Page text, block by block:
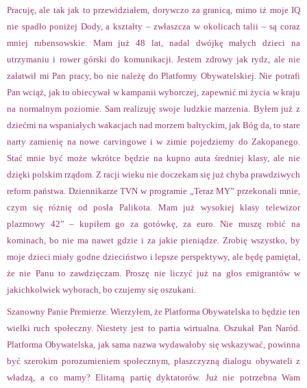
Pracuję, ale tak jak to przewidziałem, dorywczo za granicą, mimo iż moje IQ
nie spadło poniżej Dody, a kształty – zwłaszcza w okolicach talii – są coraz
mniej rubensowskie. Mam już 48 lat, nadal dwójkę małych dzieci na
utrzymaniu i rower górski do komunikacji. Jestem zdrowy jak rydz, ale nie
załatwił mi Pan pracy, bo nie należę do Platformy Obywatelskiej. Nie potrafi
Pan wciąż, jak to obiecywał w kampanii wyborczej, zapewnić mi życia w kraju
na normalnym poziomie. Sam realizuję swoje ludzkie marzenia. Byłem już z
dziećmi na wspaniałych wakacjach nad morzem bałtyckim, jak Bóg da, to stare
narty zamienię na nowe carvingowe i w zimie pojedziemy do Zakopanego.
Stać mnie być może wkrótce będzie na kupno auta średniej klasy, ale nie
dzięki polskim rządom. Z racji wieku nie doczekam się już chyba prawdziwych
reform państwa. Dziennikarze TVN w programie „Teraz MY” przekonali mnie,
czym się różnię od posła Palikota. Mam już wysokiej klasy telewizor
plazmowy 42” – kupiłem go za gotówkę, za euro. Nie muszę robić na
kominach, bo nie ma nawet gdzie i za jakie pieniądze. Zrobię wszystko, by
moje dzieci miały godne dzieciństwo i lepsze perspektywy, ale będę pamiętał,
że nie Panu to zawdzięczam. Proszę nie liczyć już na głos emigrantów w
jakichkolwiek wyborach, bo czujemy się oszukani.
Szanowny Panie Premierze. Wierzyłem, że Platforma Obywatelska to będzie ten
wielki ruch społeczny. Niestety jest to partia wirtualna. Oszukał Pan Naród.
Platforma Obywatelska, jak sama nazwa wydawałoby się wskazywać, powinna
być szerokim porozumieniem społecznym, płaszczyzną dialogu obywateli z
władzą, a co mamy? Elitarną partię dyktatorów. Już nie potrzebna Wam